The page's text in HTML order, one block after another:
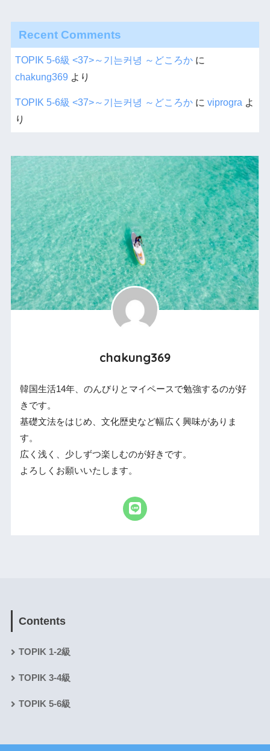
Recent Comments
TOPIK 5-6級 <37>～기는커녕 ～どころかに
chakung369 より
TOPIK 5-6級 <37>～기는커녕 ～どころかに viprogra よ
り
chakung369
韓国生活14年、のんびりとマイペースで勉強するのが好
きです。
基礎文法をはじめ、文化歴史など幅広く興味がありま
す。
広く浅く、少しずつ楽しむのが好きです。
よろしくお願いいたします。
Contents
TOPIK 1-2級
TOPIK 3-4級
TOPIK 5-6級